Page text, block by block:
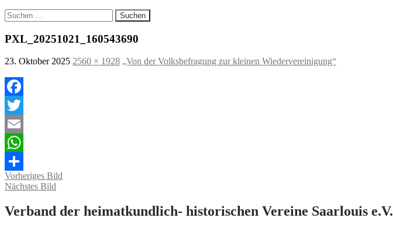
Suchen
nach:
PXL_20251021_160543690
23. Oktober 2025 2560 × 1928 „Von der Volksbefragung zur kleinen Wiedervereinigung“
Facebook
Twitter
Email
WhatsApp
Teilen
Vorheriges Bild
Nächstes Bild
Verband der heimatkundlich- historischen Vereine Saarlouis e.V.